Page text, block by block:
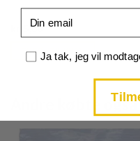
5,00Current
price
kr. 39,95.
TILFØJ TIL KURV
Andre købte også
Samtykke
Ja tak, jeg vil